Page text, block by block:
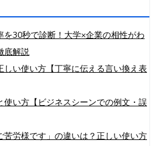
を30秒で診断！大学×企業の相性がわ
底解説
しい使い方【丁寧に伝える言い換え表
使い方【ビジネスシーンでの例文・誤
苦労様です」の違いは？正しい使い方